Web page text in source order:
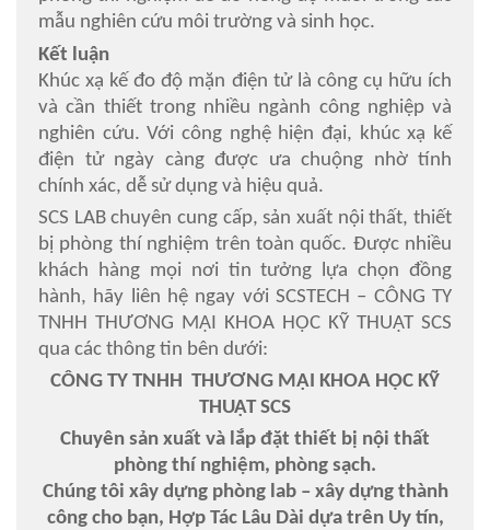
mẫu nghiên cứu môi trường và sinh học.
Kết luận
Khúc xạ kế đo độ mặn điện tử là công cụ hữu ích
và cần thiết trong nhiều ngành công nghiệp và
nghiên cứu. Với công nghệ hiện đại, khúc xạ kế
điện tử ngày càng được ưa chuộng nhờ tính
chính xác, dễ sử dụng và hiệu quả.
SCS LAB chuyên cung cấp, sản xuất nội thất, thiết
bị phòng thí nghiệm trên toàn quốc. Được nhiều
khách hàng mọi nơi tin tưởng lựa chọn đồng
hành, hãy liên hệ ngay với SCSTECH – CÔNG TY
TNHH THƯƠNG MẠI KHOA HỌC KỸ THUẬT SCS
qua các thông tin bên dưới:
CÔNG TY TNHH THƯƠNG MẠI KHOA HỌC KỸ
THUẬT SCS
Chuyên sản xuất và lắp đặt thiết bị nội thất
phòng thí nghiệm, phòng sạch.
Chúng tôi xây dựng phòng lab – xây dựng thành
công cho bạn, Hợp Tác Lâu Dài dựa trên Uy tín,